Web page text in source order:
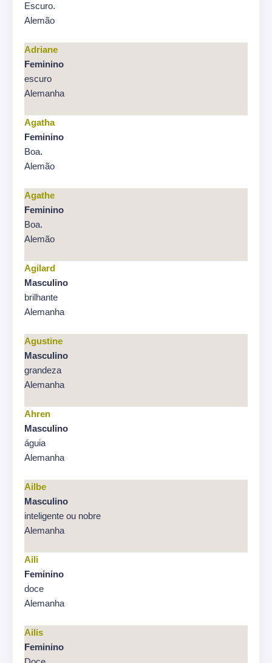
Escuro.
Alemão
Adriane
Feminino
escuro
Alemanha
Agatha
Feminino
Boa.
Alemão
Agathe
Feminino
Boa.
Alemão
Agilard
Masculino
brilhante
Alemanha
Agustine
Masculino
grandeza
Alemanha
Ahren
Masculino
águia
Alemanha
Ailbe
Masculino
inteligente ou nobre
Alemanha
Aili
Feminino
doce
Alemanha
Ailis
Feminino